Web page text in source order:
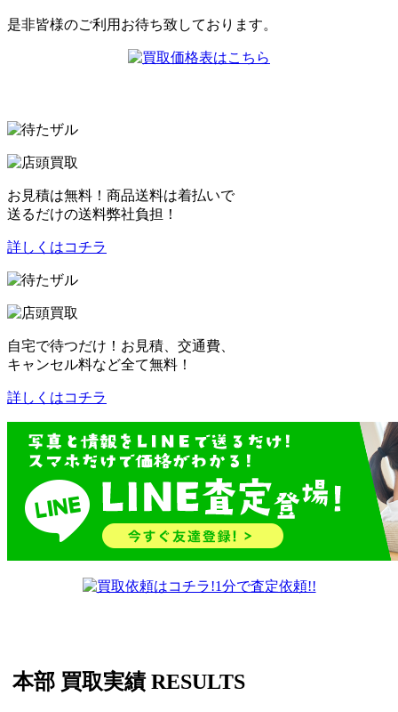
是非皆様のご利用お待ち致しております。
お見積は無料！商品送料は着払いで
送るだけの送料弊社負担！
詳しくはコチラ
自宅で待つだけ！お見積、交通費、
キャンセル料など全て無料！
詳しくはコチラ
本部 買取実績RESULTS